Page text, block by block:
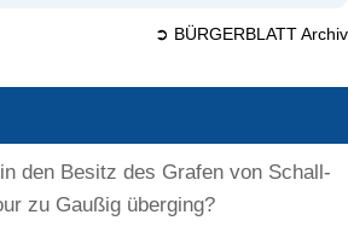
➲ BÜRGERBLATT Archiv
den Besitz des Grafen von Schall-
zu Gaußig überging?